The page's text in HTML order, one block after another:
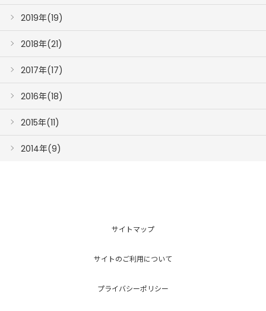
2019年(19)
2018年(21)
2017年(17)
2016年(18)
2015年(11)
2014年(9)
サイトマップ
サイトのご利用について
プライバシーポリシー